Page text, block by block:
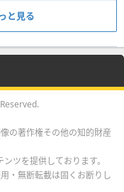
と見る
の著作権その他の知的財産
ツを提供しております。
・無断転載は固くお断りし